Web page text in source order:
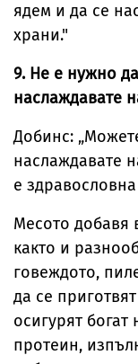
ядем и да се
храни."
9. Не е нужно
наслаждавате
Добинс:
наслаждавате
е здравословна
Месото добавя
както и
говеждото,
да се
осигурят
протеин,